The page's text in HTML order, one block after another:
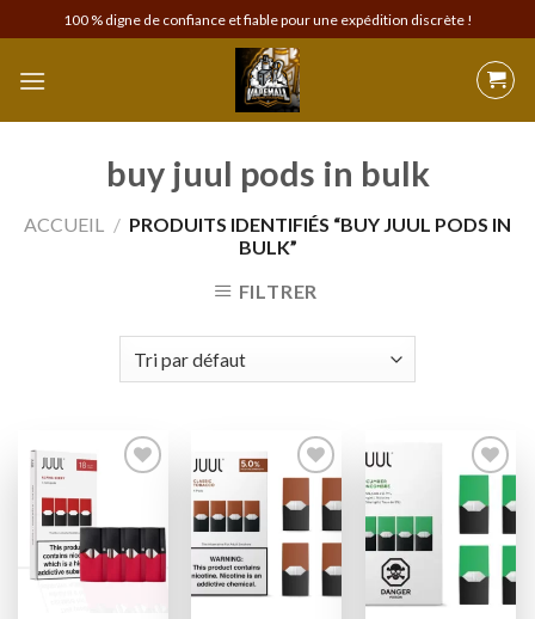
to
content
100 % digne de confiance et fiable pour une expédition discrète !
buy juul pods in bulk
ACCUEIL / PRODUITS IDENTIFIÉS “BUY JUUL PODS IN
BULK”
FILTRER
Add to
wishlist
Add to
wishlist
Add to
wishlist